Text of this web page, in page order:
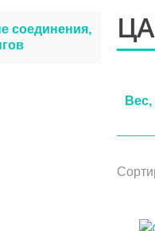
соединения,
Вес,